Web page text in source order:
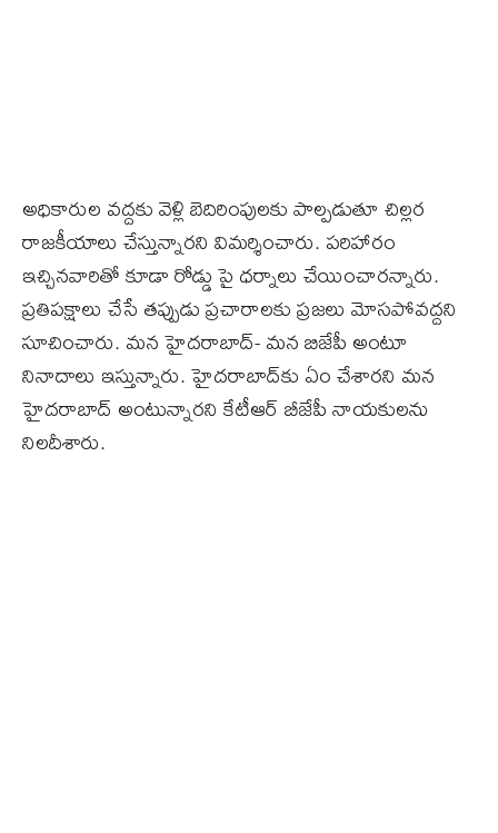
అధికారుల వద్దకు వెళ్లి బెదిరింపులకు పాల్పడుతూ చిల్లర
రాజకీయాలు చేస్తున్నారని విమర్శించారు. పరిహారం
ఇచ్చినవారితో కూడా రోడ్డు పై ధర్నాలు చేయించారన్నారు.
ప్రతిపక్షాలు చేసే తప్పుడు ప్రచారాలకు ప్రజలు మోసపోవద్దని
సూచించారు. మన హైదరాబాద్‌- మన బిజేపీ అంటూ
నినాదాలు ఇస్తున్నారు. హైదరాబాద్‌కు ఏం చేశారని మన
హైదరాబాద్‌ అంటున్నారని కేటీఆర్‌ బీజేపీ నాయకులను
నిలదీశారు.